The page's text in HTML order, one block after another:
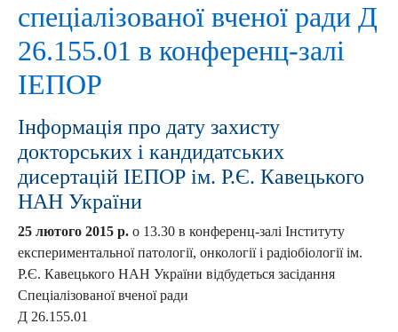
спеціалізованої вченої ради Д
26.155.01 в конференц-залі
ІЕПОР
Інформація про дату захисту
докторських і кандидатських
дисертацій ІЕПОР ім. Р.Є. Кавецького
НАН України
25 лютого 2015 р. о 13.30 в конференц-залі Інституту
експериментальної патології, онкології і радіобіології ім.
Р.Є. Кавецького НАН України відбудеться засідання
Спеціалізованої вченої ради
Д 26.155.01